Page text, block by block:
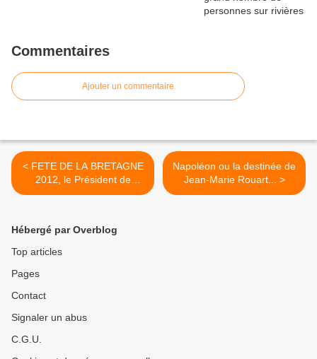
Commentaires
Ajouter un commentaire
< FETE DE LA BRETAGNE
2012, le Président de
Région a écrit à Défi Canal
Napoléon ou la destinée de
Jean-Marie Rouart... >
Hébergé par Overblog
Top articles
Pages
Contact
Signaler un abus
C.G.U.